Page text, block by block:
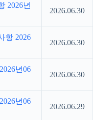
2026년
2026.06.30
항 2026
2026.06.30
년06
2026.06.30
년06
2026.06.29